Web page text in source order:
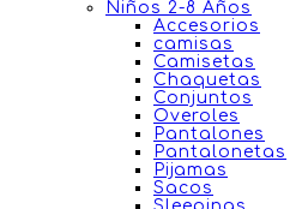
Niños 2-8 Años
Accesorios
camisas
Camisetas
Chaquetas
Conjuntos
Overoles
Pantalones
Pantalonetas
Pijamas
Sacos